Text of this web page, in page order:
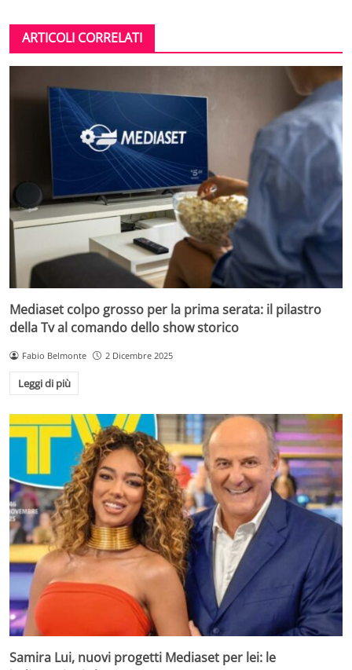
ARTICOLI CORRELATI
Mediaset colpo grosso per la prima serata: il pilastro
della Tv al comando dello show storico
Fabio Belmonte 2 Dicembre 2025
Leggi di più
Samira Lui, nuovi progetti Mediaset per lei: le